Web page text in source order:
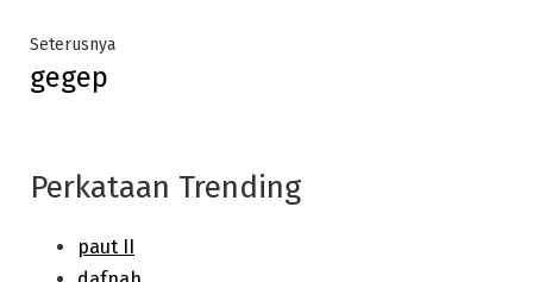
SeterusnyaNext
gegep
Perkataan Trending